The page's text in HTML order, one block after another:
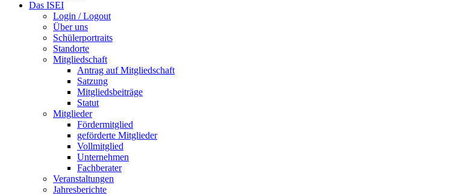
Das ISEI
Login / Logout
Über uns
Schülerportraits
Standorte
Mitgliedschaft
Antrag auf Mitgliedschaft
Satzung
Mitgliedsbeiträge
Statut
Mitglieder
Fördermitglied
geförderte Mitglieder
Vollmitglied
Unternehmen
Fachberater
Veranstaltungen
Jahresberichte